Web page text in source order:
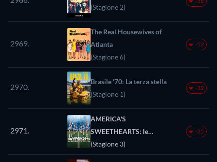
(Stagione 2)
2969.
The Real Housewives of
Atlanta
(Stagione 6)
-52
2970.
Brasile '70: La terza stella
(Stagione 1)
-32
2971.
AMERICA'S
SWEETHEARTS: le
cheerleader dei Dallas
Cowboys
(Stagione 3)
-25